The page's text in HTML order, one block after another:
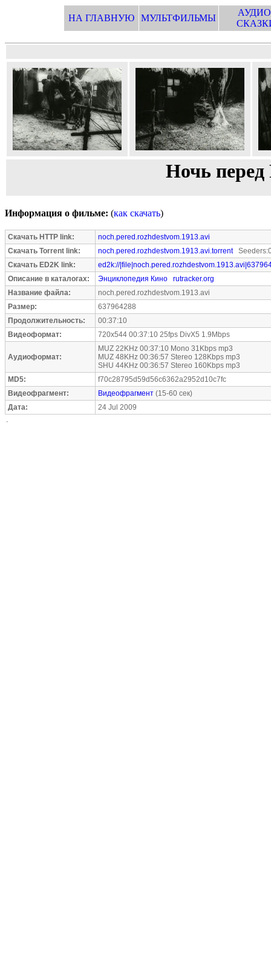
НА ГЛАВНУЮ МУЛЬТФИЛЬМЫ
Ночь перед
Информация о фильме: (как скачать)
Скачать HTTP link:
noch.pered.rozhdestvom.1913.avi
Скачать Torrent link:
noch.pered.rozhdestvom.1913.avi.torrent
Скачать ED2K link:
ed2k://
Описание в каталогах:
Энциклопедия Кино
rutracker.org
Название файла:
noch.pered.rozhdestvom.1913.avi
Размер:
637964288
Продолжительность:
00:37:10
Видеоформат:
720x544 00:37:10 25fps DivX5 1.9Mbps
Аудиоформат:
MUZ 22KHz 00:37:10 Mono 31Kbps mp3
MUZ 48KHz 00:36:57 Stereo 128Kbps mp3
SHU 44KHz 00:36:57 Stereo 160Kbps mp3
MD5:
f70c28795d59d56c6362a2952d10c7fc
Видеофрагмент:
Видеофрагмент (15-60 сек)
Дата:
24 Jul 2009